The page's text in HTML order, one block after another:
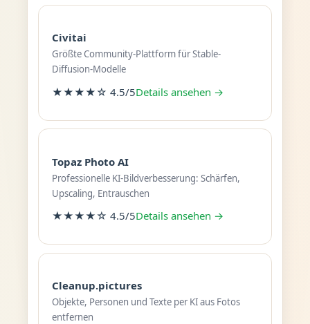
Civitai
Größte Community-Plattform für Stable-
Diffusion-Modelle
★★★★☆ 4.5/5Details ansehen →
Topaz Photo AI
Professionelle KI-Bildverbesserung: Schärfen,
Upscaling, Entrauschen
★★★★☆ 4.5/5Details ansehen →
Cleanup.pictures
Objekte, Personen und Texte per KI aus Fotos
entfernen